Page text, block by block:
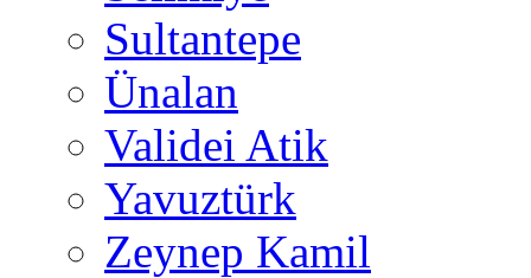
Sultantepe
Ünalan
Validei Atik
Yavuztürk
Zeynep Kamil